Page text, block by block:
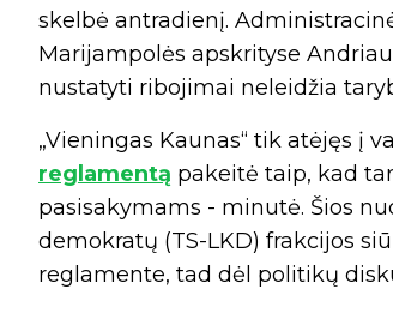
skelbė antradienį.
Marijampolės apskrityse
nustatyti ribojimai neleidžia
„Vieningas Kaunas“ tik atėjęs į
reglamentą pakeitė taip, kad
pasisakymams - minutė. Šios
demokratų (TS-LKD) frakcijos
reglamente, tad dėl politikų